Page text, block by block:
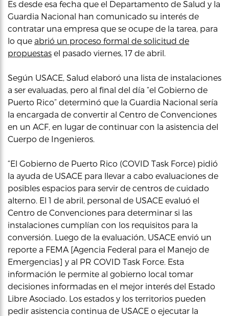
Es desde esa fecha que el Departamento de Salud y la
Guardia Nacional han comunicado su interés de
contratar una empresa que se ocupe de la tarea, para
lo que abrió un proceso formal de solicitud de
propuestas el pasado viernes, 17 de abril.
Según USACE, Salud elaboró una lista de instalaciones
a ser evaluadas, pero al final del día “el Gobierno de
Puerto Rico” determinó que la Guardia Nacional sería
la encargada de convertir al Centro de Convenciones
en un ACF, en lugar de continuar con la asistencia del
Cuerpo de Ingenieros.
“El Gobierno de Puerto Rico (COVID Task Force) pidió
la ayuda de USACE para llevar a cabo evaluaciones de
posibles espacios para servir de centros de cuidado
alterno. El 1 de abril, personal de USACE evaluó el
Centro de Convenciones para determinar si las
instalaciones cumplían con los requisitos para la
conversión. Luego de la evaluación, USACE envió un
reporte a FEMA [Agencia Federal para el Manejo de
Emergencias] y al PR COVID Task Force. Esta
información le permite al gobierno local tomar
decisiones informadas en el mejor interés del Estado
Libre Asociado. Los estados y los territorios pueden
pedir asistencia continua de USACE o ejecutar la